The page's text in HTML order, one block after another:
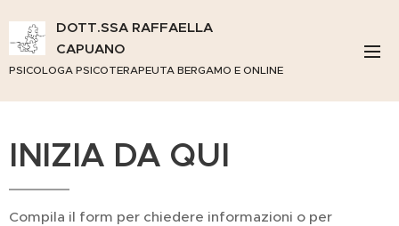
DOTT.SSA RAFFAELLA
CAPUANO
PSICOLOGA PSICOTERAPEUTA BERGAMO E ONLINE
INIZIA DA QUI
Compila il form per chiedere informazioni o per